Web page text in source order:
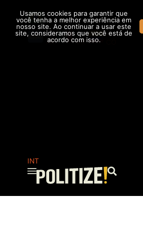
conteúdo
AR MX
INT
Pesquisar
Usamos cookies para garantir que
você tenha a melhor experiência em
nosso site. Ao continuar a usar este
site, consideramos que você está de
acordo com isso.